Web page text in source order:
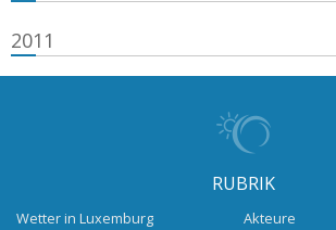
2011
RUBRIK
Wetter in Luxemburg
Akteure